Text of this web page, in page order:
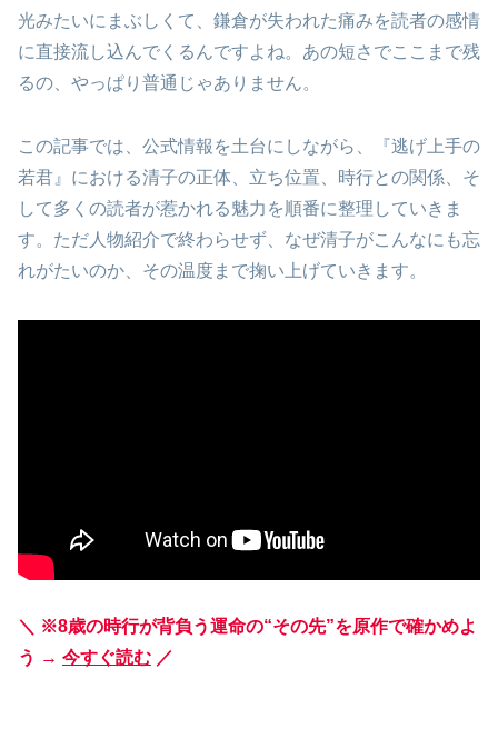
光みたいにまぶしくて、鎌倉が失われた痛みを読者の感情
に直接流し込んでくるんですよね。あの短さでここまで残
るの、やっぱり普通じゃありません。
この記事では、公式情報を土台にしながら、『逃げ上手の
若君』における清子の正体、立ち位置、時行との関係、そ
して多くの読者が惹かれる魅力を順番に整理していきま
す。ただ人物紹介で終わらせず、なぜ清子がこんなにも忘
れがたいのか、その温度まで掬い上げていきます。
＼ ※8歳の時行が背負う運命の“その先”を原作で確かめよ
う → 今すぐ読む ／